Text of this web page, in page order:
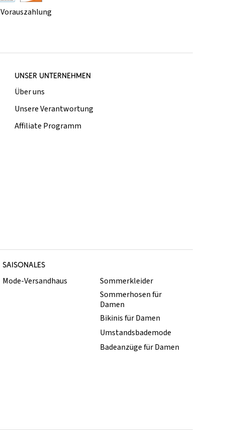
Vorauszahlung
UNSER UNTERNEHMEN
Über uns
Unsere Verantwortung
Affiliate Programm
SAISONALES
Mode-Versandhaus
Sommerkleider
Sommerhosen für
Damen
Bikinis für Damen
Umstandsbademode
Badeanzüge für Damen